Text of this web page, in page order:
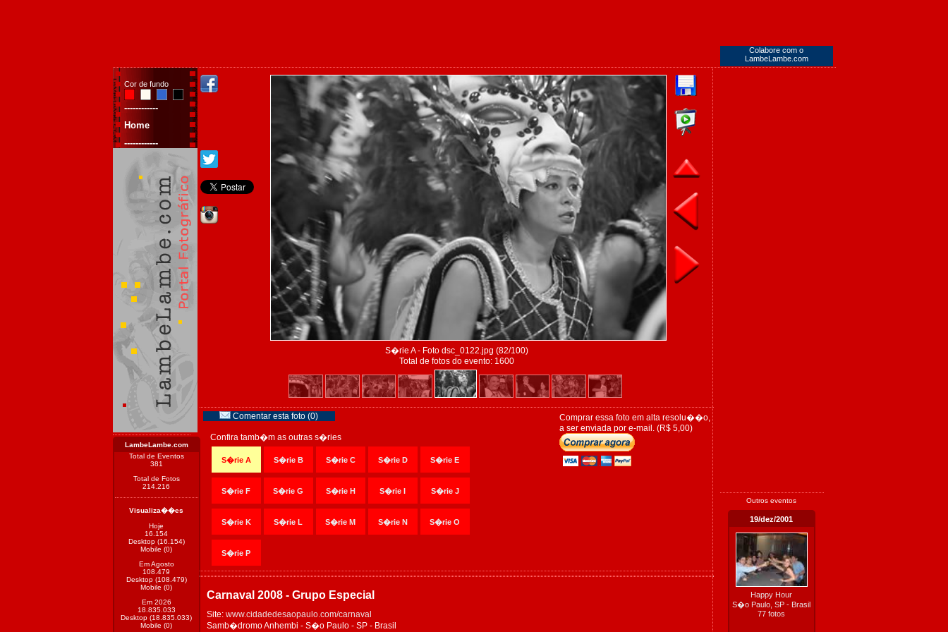
Colabore com o
LambeLambe.com
Cor de fundo
------------
Home
------------
LambeLambe.com
Total de Eventos
381
Total de Fotos
214.216
Visualiza��es
Hoje
16.154
Desktop (16.154)
Mobile (0)
Em Agosto
108.479
Desktop (108.479)
Mobile (0)
Em 2026
18.835.033
Desktop (18.835.033)
Mobile (0)
S�rie A - Foto dsc_0122.jpg (82/100)
Total de fotos do evento: 1600
Comprar essa foto em alta resolu��o,
a ser enviada por e-mail. (R$ 5,00)
Comentar esta foto (0)
Confira tamb�m as outras s�ries
S�rie A S�rie B S�rie C S�rie D S�rie E
S�rie F S�rie G S�rie H S�rie I S�rie J
S�rie K S�rie L S�rie M S�rie N S�rie O
S�rie P
Carnaval 2008 - Grupo Especial
Site: www.cidadedesaopaulo.com/carnaval
Samb�dromo Anhembi - S�o Paulo - SP - Brasil
Outros eventos
19/dez/2001
Happy Hour
S�o Paulo, SP - Brasil
77 fotos